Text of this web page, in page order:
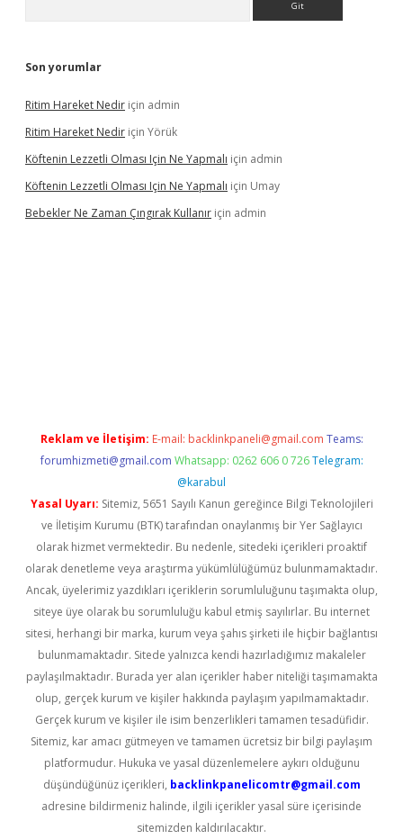
Son yorumlar
Ritim Hareket Nedir için admin
Ritim Hareket Nedir için Yörük
Köftenin Lezzetli Olması Için Ne Yapmalı için admin
Köftenin Lezzetli Olması Için Ne Yapmalı için Umay
Bebekler Ne Zaman Çıngırak Kullanır için admin
Reklam ve İletişim: E-mail: backlinkpaneli@gmail.com Teams:
forumhizmeti@gmail.com Whatsapp: 0262 606 0 726 Telegram:
@karabul
Yasal Uyarı: Sitemiz, 5651 Sayılı Kanun gereğince Bilgi Teknolojileri
ve İletişim Kurumu (BTK) tarafından onaylanmış bir Yer Sağlayıcı
olarak hizmet vermektedir. Bu nedenle, sitedeki içerikleri proaktif
olarak denetleme veya araştırma yükümlülüğümüz bulunmamaktadır.
Ancak, üyelerimiz yazdıkları içeriklerin sorumluluğunu taşımakta olup,
siteye üye olarak bu sorumluluğu kabul etmiş sayılırlar. Bu internet
sitesi, herhangi bir marka, kurum veya şahıs şirketi ile hiçbir bağlantısı
bulunmamaktadır. Sitede yalnızca kendi hazırladığımız makaleler
paylaşılmaktadır. Burada yer alan içerikler haber niteliği taşımamakta
olup, gerçek kurum ve kişiler hakkında paylaşım yapılmamaktadır.
Gerçek kurum ve kişiler ile isim benzerlikleri tamamen tesadüfidir.
Sitemiz, kar amacı gütmeyen ve tamamen ücretsiz bir bilgi paylaşım
platformudur. Hukuka ve yasal düzenlemelere aykırı olduğunu
düşündüğünüz içerikleri, backlinkpanelicomtr@gmail.com
adresine bildirmeniz halinde, ilgili içerikler yasal süre içerisinde
sitemizden kaldırılacaktır.